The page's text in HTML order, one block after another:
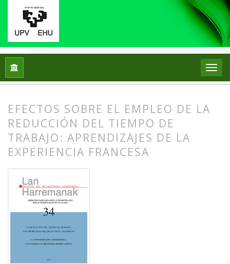
Inicio Núm. 34 (2016): La reducción del tiempo
EFECTOS SOBRE EL EMPLEO DE LA
REDUCCIÓN DEL TIEMPO DE
TRABAJO: APRENDIZAJES DE LA
EXPERIENCIA FRANCESA